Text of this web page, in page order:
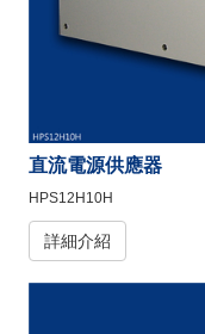
直流電源供應器
HPS12H10H
詳細介紹